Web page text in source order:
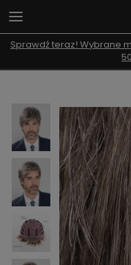
Sprawdź teraz! Wybrane